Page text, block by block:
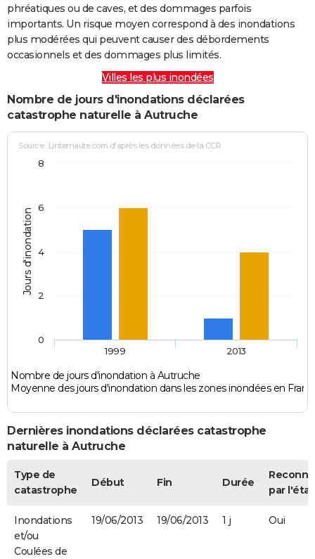
phréatiques ou de caves, et des dommages parfois
importants. Un risque moyen correspond à des inondations
plus modérées qui peuvent causer des débordements
occasionnels et des dommages plus limités.
Villes les plus inondées
Nombre de jours d'inondations déclarées
catastrophe naturelle à Autruche
Jours d'inondation
Source : Linternaute.com d'après les données de la CCR
Nombre de jours d'inondation à Autruche
Moyenne des jours d'inondation dans les zones inondées en
1999 2013
0
2
4
6
8
Dernières inondations déclarées catastrophe
naturelle à Autruche
Type de
catastrophe
Début Fin Durée
par l'état
Inondations
et/ou
Coulées de
19/06/2013 19/06/2013 1 j Oui